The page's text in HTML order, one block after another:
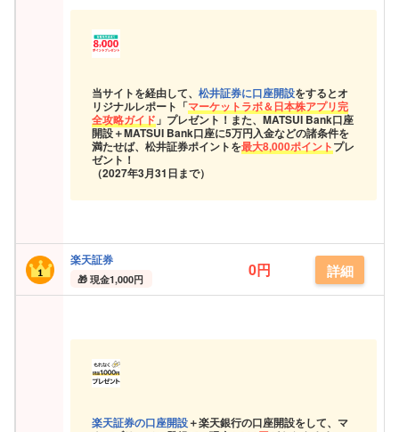
当サイトを経由して、 松井証券に口座開設をするとオ
リジナルレポート「マーケットラボ＆日本株アプリ完
全攻略ガイド 」プレゼント！また、MATSUI Bank口座
開設＋MATSUI Bank口座に5万円入金などの諸条件を
満たせば、松井証券ポイントを最大8,000ポイントプレ
ゼント！
（2027年3月31日まで）
楽天証券
現金1,000円 0円 詳細
楽天証券の口座開設＋楽天銀行の口座開設をして、マ